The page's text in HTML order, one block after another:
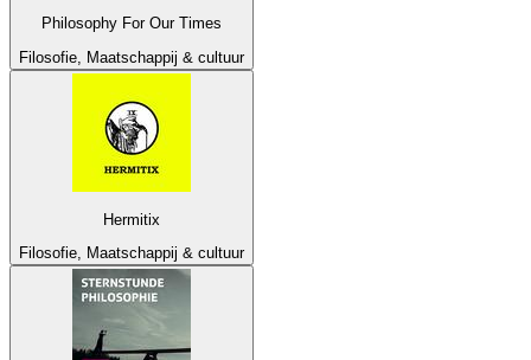
Philosophy For Our Times
Filosofie, Maatschappij & cultuur
Hermitix
Filosofie, Maatschappij & cultuur